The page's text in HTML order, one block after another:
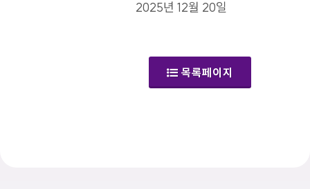
2025년 12월 20일
목록페이지